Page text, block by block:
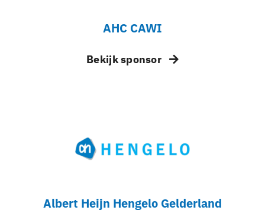
AHC CAWI
Bekijk sponsor
Albert Heijn Hengelo Gelderland